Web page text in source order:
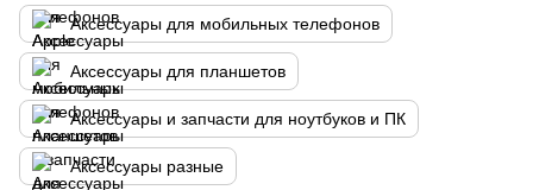
Аксессуары для мобильных телефонов
Аксессуары для планшетов
Аксессуары и запчасти для ноутбуков и ПК
Аксессуары разные